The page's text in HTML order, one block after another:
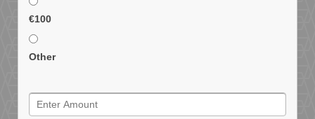
€100
Other